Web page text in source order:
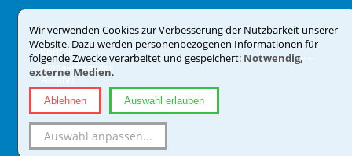
Kontakt
Kontaktformular
Anfahrt
Datenschutz
Impressum
Wir verwenden Cookies zur Verbesserung der Nutzbarkeit unserer
Website. Dazu werden personenbezogenen Informationen für
folgende Zwecke verarbeitet und gespeichert:Notwendig,
externe Medien.
Ablehnen Auswahl erlauben
Auswahl anpassen...